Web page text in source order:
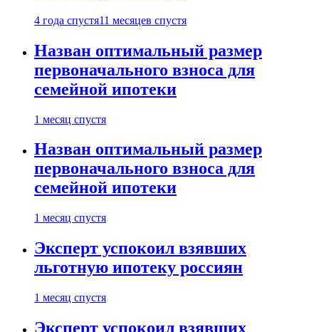
4 года спустя11 месяцев спустя
Назван оптимальный размер
первоначального взноса для
семейной ипотеки
1 месяц спустя
Назван оптимальный размер
первоначального взноса для
семейной ипотеки
1 месяц спустя
Эксперт успокоил взявших
льготную ипотеку россиян
1 месяц спустя
Эксперт успокоил взявших